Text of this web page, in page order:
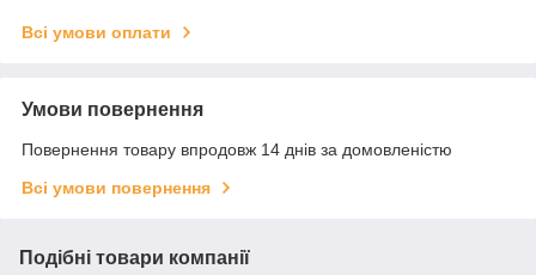
Всі умови оплати
Умови повернення
Повернення товару впродовж 14 днів за домовленістю
Всі умови повернення
Подібні товари компанії